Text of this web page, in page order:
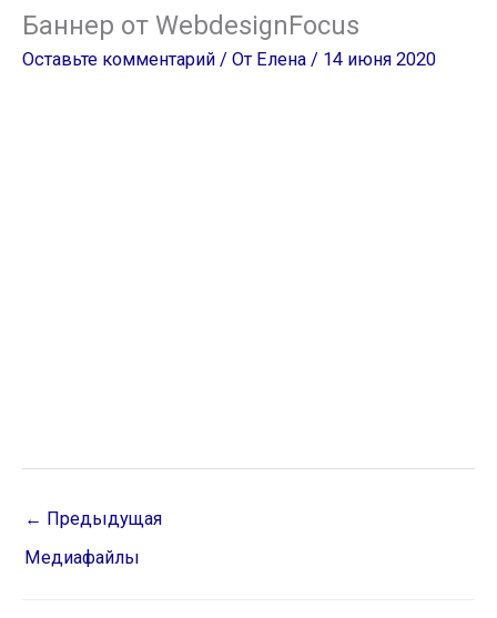
Баннер от WebdesignFocus
Оставьте комментарий / От Елена / 14 июня 2020
← Предыдущая
Медиафайлы